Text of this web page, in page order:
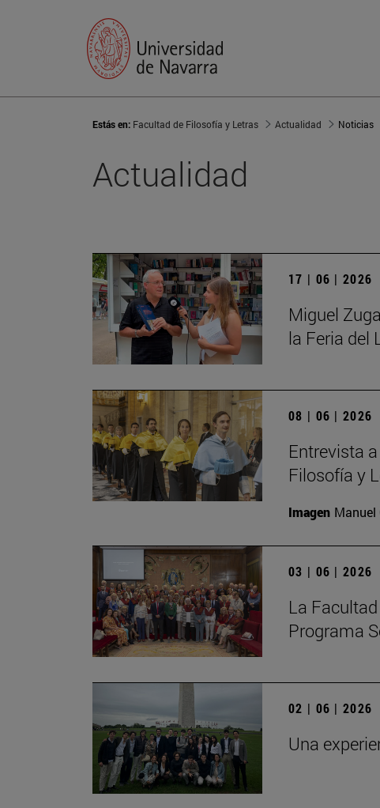
Estás en: Facultad de Filosofía y Letras Actualidad Noticias
Actualidad
17 | 06 | 2026
Miguel
la Feria del
08 | 06 | 2026
Entrevista
Filosofía y
Imagen Manuel
03 | 06 | 2026
La
Programa
02 | 06 | 2026
Una